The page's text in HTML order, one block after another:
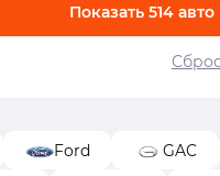
Показать514 авто
Ford GAC